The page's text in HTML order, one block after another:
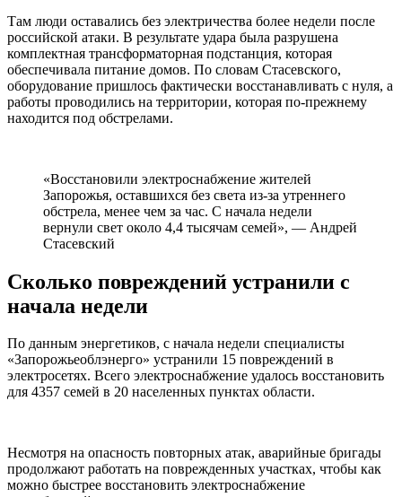
Там люди оставались без электричества более недели после
российской атаки. В результате удара была разрушена
комплектная трансформаторная подстанция, которая
обеспечивала питание домов. По словам Стасевского,
оборудование пришлось фактически восстанавливать с нуля, а
работы проводились на территории, которая по-прежнему
находится под обстрелами.
«Восстановили электроснабжение жителей
Запорожья, оставшихся без света из-за утреннего
обстрела, менее чем за час. С начала недели
вернули свет около 4,4 тысячам семей», — Андрей
Стасевский
Сколько повреждений устранили с
начала недели
По данным энергетиков, с начала недели специалисты
«Запорожьеоблэнерго» устранили 15 повреждений в
электросетях. Всего электроснабжение удалось восстановить
для 4357 семей в 20 населенных пунктах области.
Несмотря на опасность повторных атак, аварийные бригады
продолжают работать на поврежденных участках, чтобы как
можно быстрее восстановить электроснабжение